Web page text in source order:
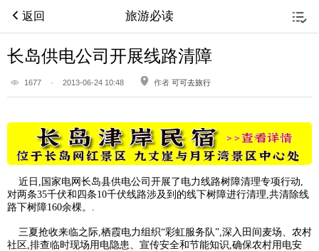
返回 旅游必读
长岛供电公司开展线路清障
1677 · 2013-06-24 10:48 作者 可可去旅行
近日,国家电网 长岛县供电公司开展了电力线路树障清理专项行动,
对两条35千伏和四条10千伏线路涉及到的线下树障进行清理,共清除线
路下树障160余棵。.
三夏抢收来临之际,栖霞电力组织“彩虹服务队”,深入田间麦场、农村
社区,排查临时现场用电隐患、宣传安全和节能知识,确保农村用电安